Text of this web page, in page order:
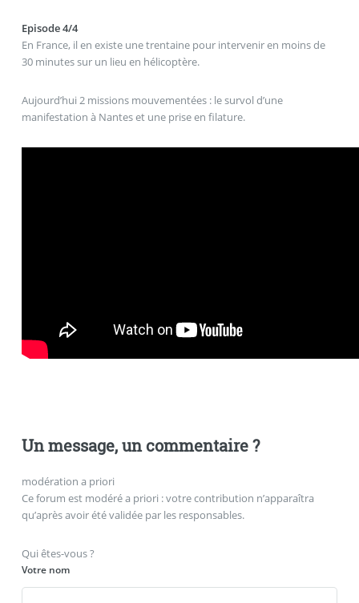
Episode 4/4
En France, il en existe une trentaine pour intervenir en moins de
30 minutes sur un lieu en hélicoptère.
Aujourd’hui 2 missions mouvementées : le survol d’une
manifestation à Nantes et une prise en filature.
Un message, un commentaire ?
modération a priori
Ce forum est modéré a priori : votre contribution n’apparaîtra
qu’après avoir été validée par les responsables.
Qui êtes-vous ?
Votre nom